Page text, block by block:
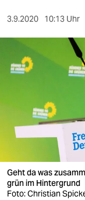
sport
berlin
wahrheit
verlag
verlag
veranstaltungen
3.9.2020 10:13 Uhr
Geht da was
grün im Hintergrund
Foto: Christian